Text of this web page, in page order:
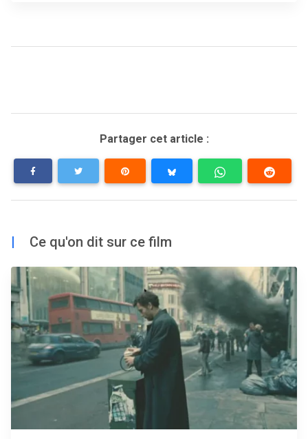
Partager cet article :
| Ce qu'on dit sur ce film